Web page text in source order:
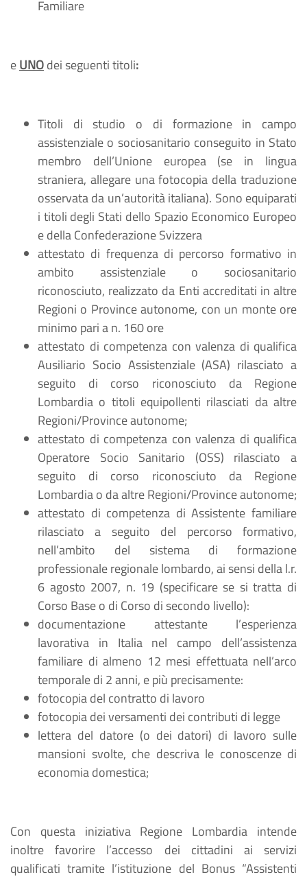
Familiare
eUNOdei seguenti titoli:
Titoli di studio o di formazione in campo
assistenziale o sociosanitario conseguito in Stato
membro dell’Unione europea (se in lingua
straniera, allegare una fotocopia della traduzione
osservata da un’autorità italiana). Sono equiparati
i titoli degli Stati dello Spazio Economico Europeo
e della Confederazione Svizzera
attestato di frequenza di percorso formativo in
ambito assistenziale o sociosanitario
riconosciuto, realizzato da Enti accreditati in altre
Regioni o Province autonome, con un monte ore
minimo pari a n. 160 ore
attestato di competenza con valenza di qualifica
Ausiliario Socio Assistenziale (ASA) rilasciato a
seguito di corso riconosciuto da Regione
Lombardia o titoli equipollenti rilasciati da altre
Regioni/Province autonome;
attestato di competenza con valenza di qualifica
Operatore Socio Sanitario (OSS) rilasciato a
seguito di corso riconosciuto da Regione
Lombardia o da altre Regioni/Province autonome;
attestato di competenza di Assistente familiare
rilasciato a seguito del percorso formativo,
nell’ambito del sistema di formazione
professionale regionale lombardo, ai sensi della l.r.
6 agosto 2007, n. 19 (specificare se si tratta di
Corso Base o di Corso di secondo livello):
documentazione attestante l’esperienza
lavorativa in Italia nel campo dell’assistenza
familiare di almeno 12 mesi effettuata nell’arco
temporale di 2 anni, e più precisamente:
fotocopia del contratto di lavoro
fotocopia dei versamenti dei contributi di legge
lettera del datore (o dei datori) di lavoro sulle
mansioni svolte, che descriva le conoscenze di
economia domestica;
Con questa iniziativa Regione Lombardia intende
inoltre favorire l’accesso dei cittadini ai servizi
qualificati tramite l’istituzione del Bonus “Assistenti